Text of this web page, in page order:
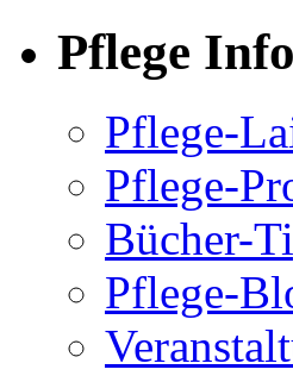
Pflege
Pflege-
Pflege-
Bücher-
Pflege-